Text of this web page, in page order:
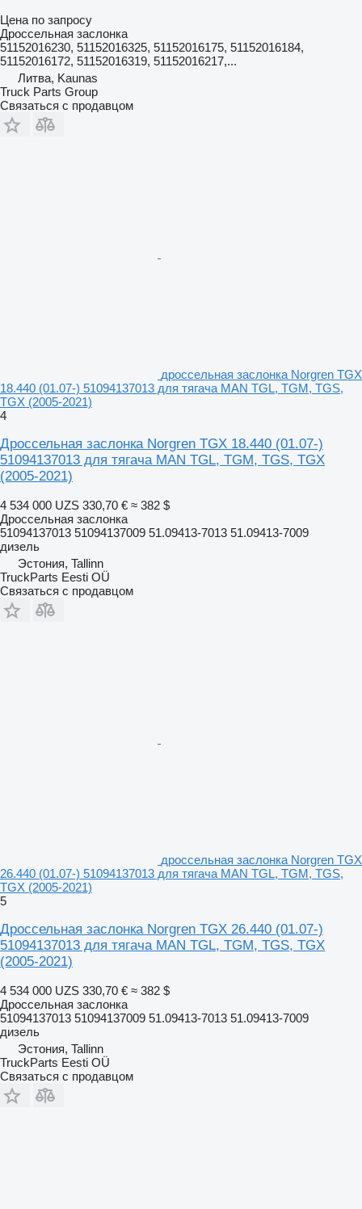
Цена по запросу
Дроссельная заслонка
51152016230, 51152016325, 51152016175, 51152016184,
51152016172, 51152016319, 51152016217,...
Литва, Kaunas
Truck Parts Group
Связаться с продавцом
дроссельная заслонка Norgren TGX
18.440 (01.07-) 51094137013 для тягача MAN TGL, TGM, TGS,
TGX (2005-2021)
4
Дроссельная заслонка Norgren TGX 18.440 (01.07-)
51094137013 для тягача MAN TGL, TGM, TGS, TGX
(2005-2021)
4 534 000 UZS 330,70 € ≈ 382 $
Дроссельная заслонка
51094137013 51094137009 51.09413-7013 51.09413-7009
дизель
Эстония, Tallinn
TruckParts Eesti OÜ
Связаться с продавцом
дроссельная заслонка Norgren TGX
26.440 (01.07-) 51094137013 для тягача MAN TGL, TGM, TGS,
TGX (2005-2021)
5
Дроссельная заслонка Norgren TGX 26.440 (01.07-)
51094137013 для тягача MAN TGL, TGM, TGS, TGX
(2005-2021)
4 534 000 UZS 330,70 € ≈ 382 $
Дроссельная заслонка
51094137013 51094137009 51.09413-7013 51.09413-7009
дизель
Эстония, Tallinn
TruckParts Eesti OÜ
Связаться с продавцом